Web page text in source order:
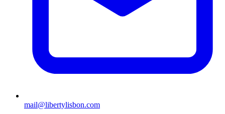
mail@libertylisbon.com